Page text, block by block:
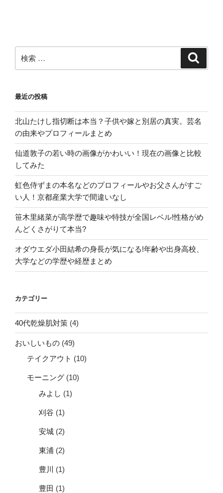
ら
世
界”
の
索:
最近の投稿
北山たけし指切断は本当？子供や嫁と別居の真実。芸名
の由来やプロフィールまとめ
仙道敦子の若い時の画像がかわいい！現在の画像と比較
してみた
虹色侍ずまの本名などのプロフィールやお父さんがすご
い人！京都産業大学で間違いなし
笹木里緒菜が高学歴で趣味や特技が全国レベル!性格がめ
んどくさがりて本当?
オダウエダ小田結希の身長が気になる!年齢や出身高校、
大学などの学歴や経歴まとめ
カテゴリー
40代乾燥肌対策 (4)
おいしいもの (49)
テイクアウト (10)
モーニング (10)
みよし (1)
刈谷 (1)
安城 (2)
東浦 (2)
豊川 (1)
豊田 (1)